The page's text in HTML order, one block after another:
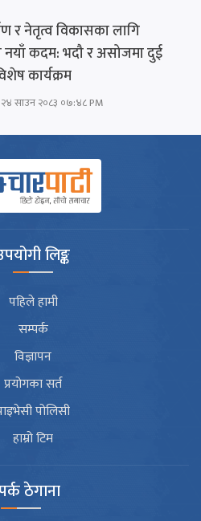
र नेतृत्व विकासका लागि
नयाँ कदम: भदौ र असोजमा दुई
कार्यक्रम
साउन २०८३ ०७:४८ PM
लिङ्क
पहिले हामी
सम्पर्क
विज्ञापन
प्रयोगका सर्त
पोलिसी
हाम्रो टिम
ठेगाना